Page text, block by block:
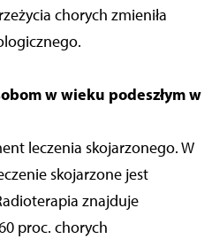
chorych zmieniła
w wieku podeszłym w
leczenia skojarzonego. W
skojarzone jest
znajduje
proc. chorych